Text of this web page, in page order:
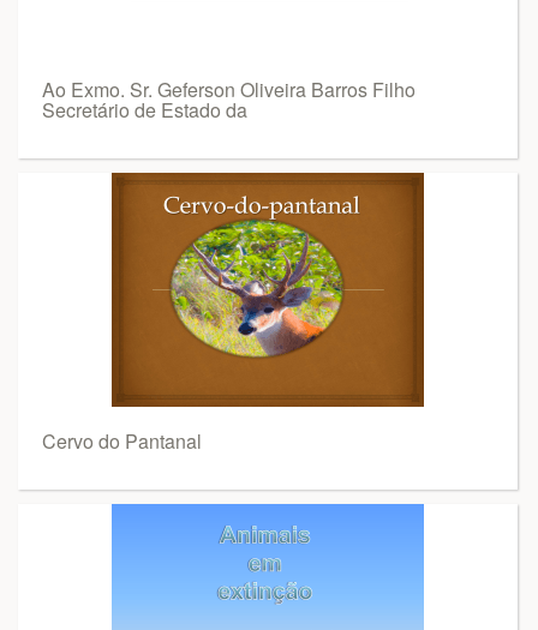
Ao Exmo. Sr. Geferson Oliveira Barros Filho
Secretário de Estado da
Cervo do Pantanal